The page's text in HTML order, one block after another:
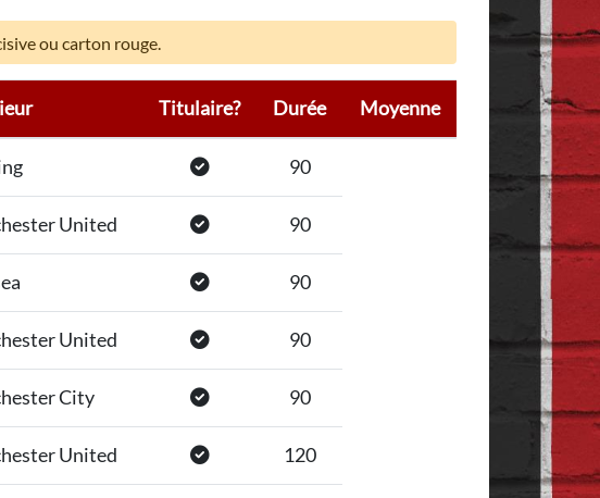
ou carton rouge.
Titulaire? Durée Moyenne
90
United 90
90
United 90
City 90
United 120